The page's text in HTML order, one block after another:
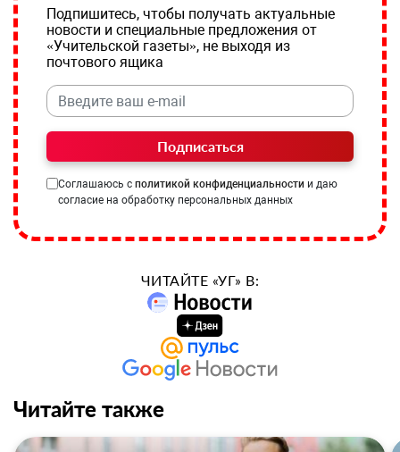
Подпишитесь, чтобы получать актуальные
новости и специальные предложения от
«Учительской газеты», не выходя из
почтового ящика
Подписаться
Соглашаюсь с политикой конфиденциальности и даю
согласие на обработку персональных данных
ЧИТАЙТЕ «УГ» В:
Читайте также